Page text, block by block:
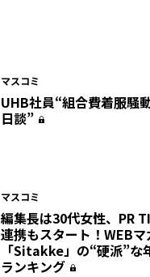
マスコミ
UHB社員“組合費着服騒
日談”
マスコミ
編集長は30代女性、PR
連携もスタート！WEB
「Sitakke」の“硬派”な
ランキング